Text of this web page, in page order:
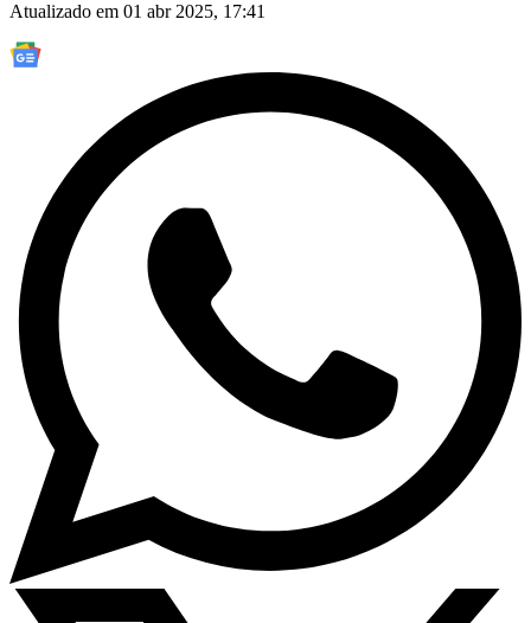
Atualizado em 01 abr 2025, 17:41